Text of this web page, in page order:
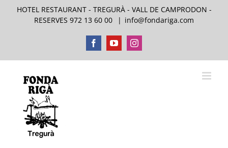
HOTEL RESTAURANT - TREGURÀ - VALL DE CAMPRODON -
RESERVES 972 13 60 00
| info@fondariga.com
FacebookYouTubeInstagram